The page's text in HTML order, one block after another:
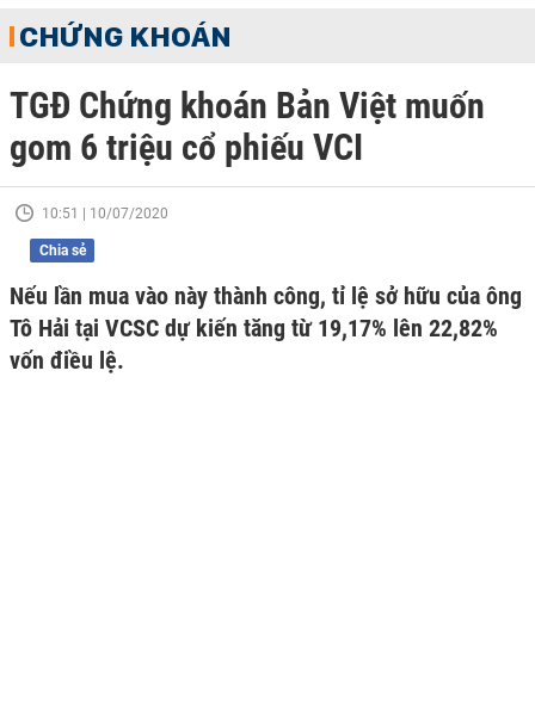
CHỨNG KHOÁN
TGĐ Chứng khoán Bản Việt muốn
gom 6 triệu cổ phiếu VCI
10:51 | 10/07/2020
Chia sẻ
Nếu lần mua vào này thành công, tỉ lệ sở hữu của ông
Tô Hải tại VCSC dự kiến tăng từ 19,17% lên 22,82%
vốn điều lệ.